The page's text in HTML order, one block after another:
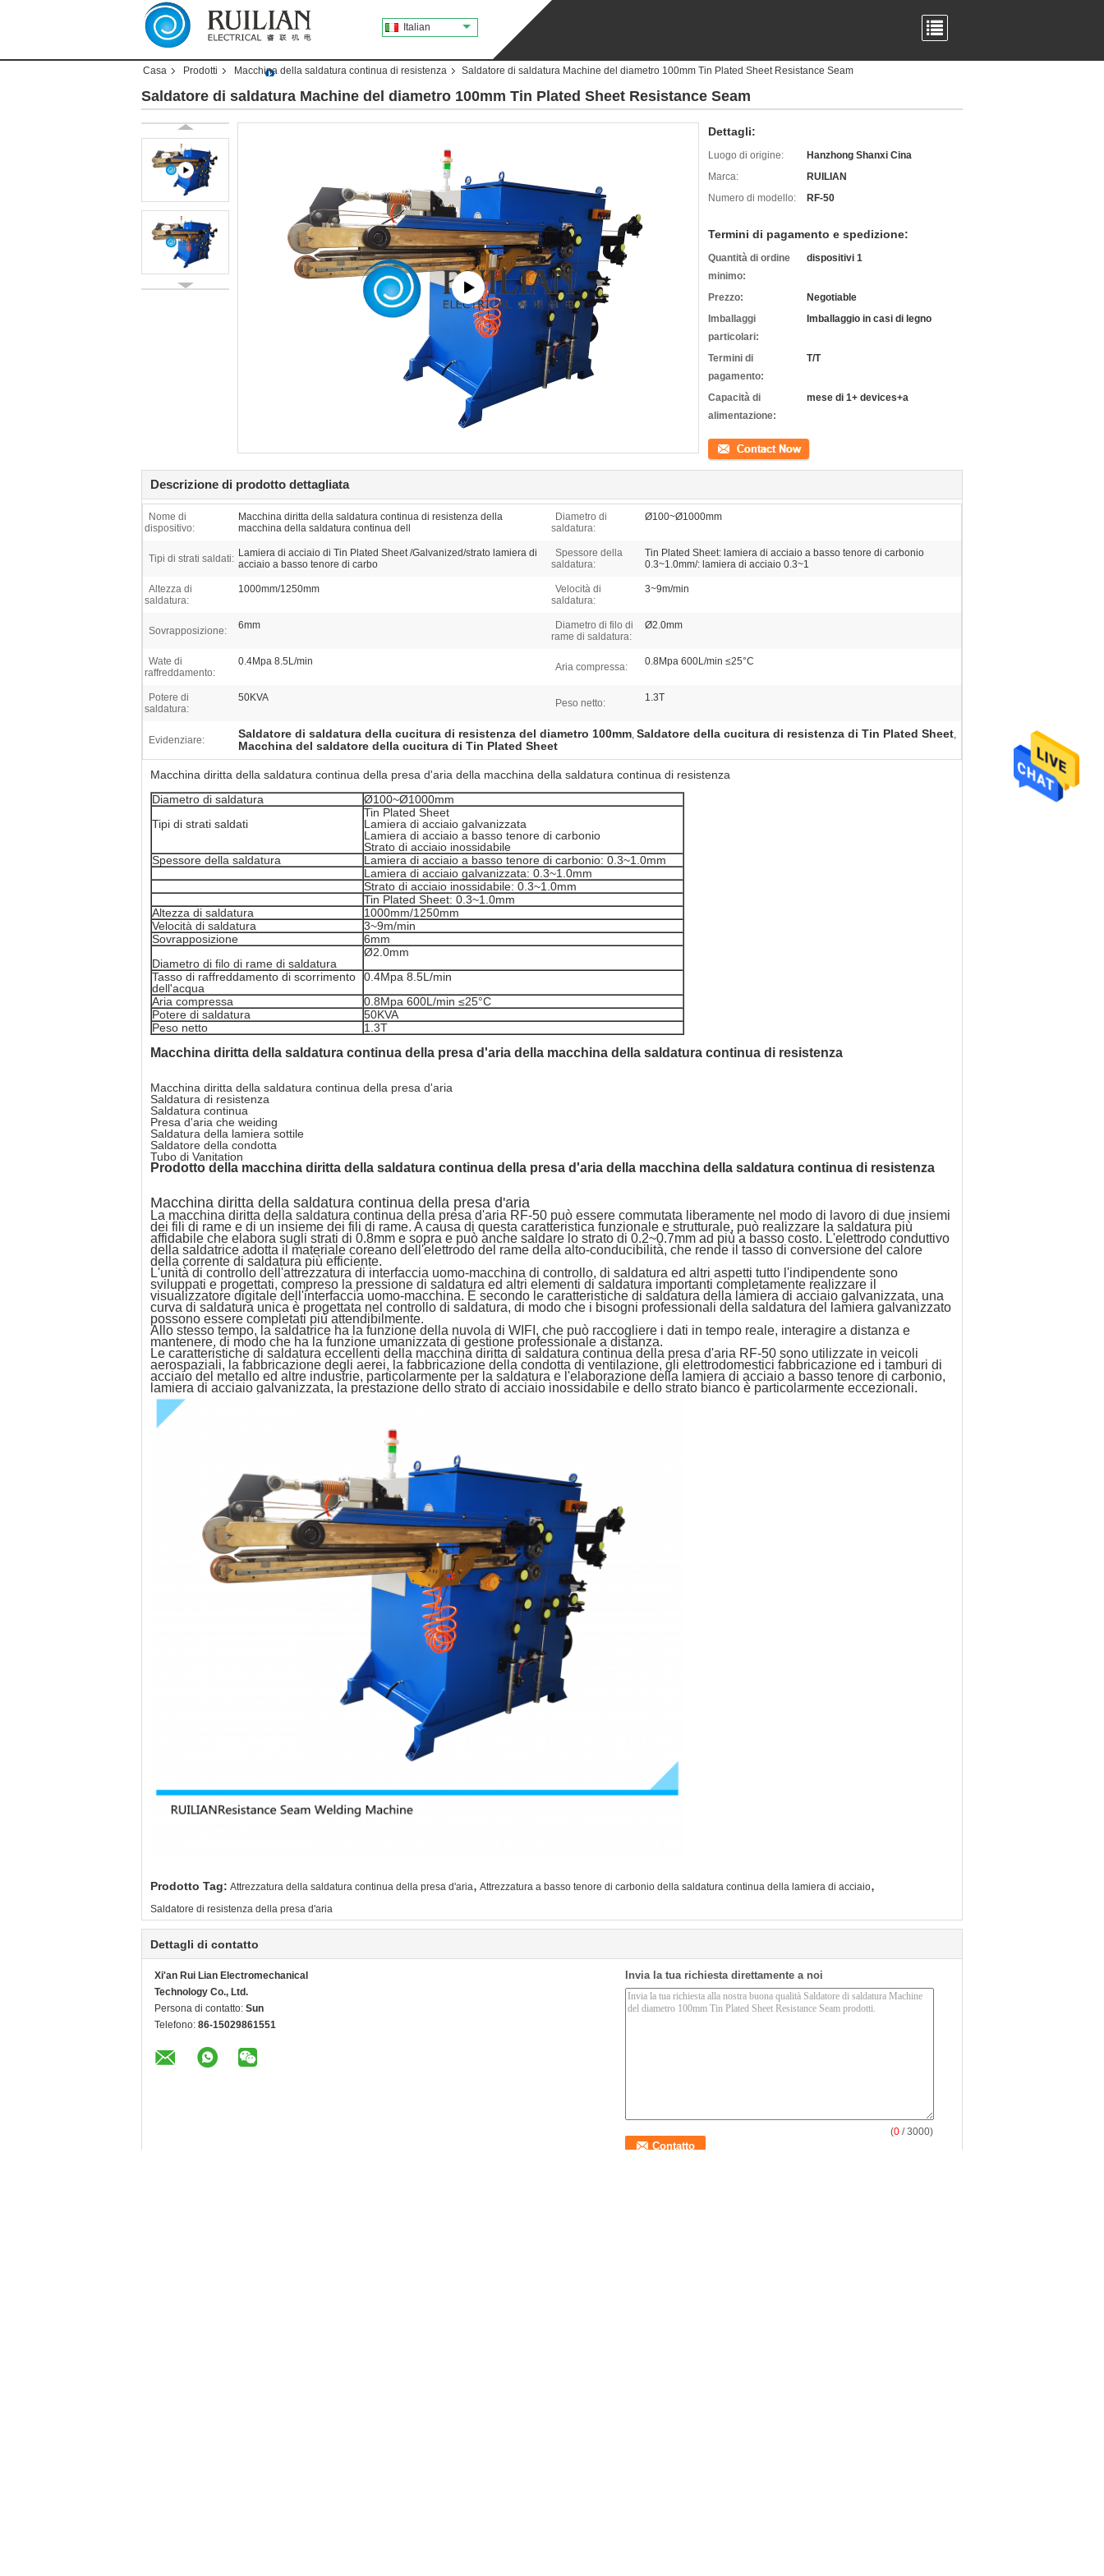
Italian
Casa Prodotti Macchina della saldatura continua di resistenza Saldatore di saldatura Machine del diametro 100mm Tin Plated Sheet Resistance Seam
Saldatore di saldatura Machine del diametro 100mm Tin Plated Sheet Resistance Seam
Dettagli:
Luogo di origine:
Hanzhong Shanxi Cina
Marca:
RUILIAN
Numero di modello:
RF-50
Termini di pagamento e spedizione:
Quantità di ordine
minimo:
dispositivi 1
Prezzo:
Negotiable
Imballaggi
particolari:
Imballaggio in casi di legno
Termini di
pagamento:
T/T
Capacità di
alimentazione:
mese di 1+ devices+a
Contatto
Descrizione di prodotto dettagliata
Nome di
dispositivo:
Macchina diritta della saldatura continua di resistenza della
macchina della saldatura continua dell
Diametro di
saldatura:
Ø100~Ø1000mm
Tipi di strati saldati: Lamiera di acciaio di Tin Plated Sheet /Galvanized/strato lamiera di
acciaio a basso tenore di carbo
Spessore della
saldatura:
Tin Plated Sheet: lamiera di acciaio a basso tenore di carbonio
0.3~1.0mm/: lamiera di acciaio 0.3~1
Altezza di
saldatura:
1000mm/1250mm
Velocità di
saldatura:
3~9m/min
Sovrapposizione: 6mm
Diametro di filo di
rame di saldatura:
Ø2.0mm
Wate di
raffreddamento:
0.4Mpa 8.5L/min Aria compressa: 0.8Mpa 600L/min ≤25°C
Potere di
saldatura:
50KVA Peso netto: 1.3T
Evidenziare: Saldatore di saldatura della cucitura di resistenza del diametro 100mm, Saldatore della cucitura di resistenza di Tin Plated Sheet,
Macchina del saldatore della cucitura di Tin Plated Sheet
Macchina diritta della saldatura continua della presa d'aria della macchina della saldatura continua di resistenza
Diametro di saldatura
Ø100~Ø1000mm
Tipi di strati saldati
Tin Plated Sheet
Lamiera di acciaio galvanizzata
Lamiera di acciaio a basso tenore di carbonio
Strato di acciaio inossidabile
Spessore della saldatura
Lamiera di acciaio a basso tenore di carbonio: 0.3~1.0mm
Lamiera di acciaio galvanizzata: 0.3~1.0mm
Strato di acciaio inossidabile: 0.3~1.0mm
Tin Plated Sheet: 0.3~1.0mm
Altezza di saldatura
1000mm/1250mm
Velocità di saldatura
3~9m/min
Sovrapposizione
6mm
Diametro di filo di rame di saldatura
Ø2.0mm
Tasso di raffreddamento di scorrimento
dell'acqua
0.4Mpa 8.5L/min
Aria compressa
0.8Mpa 600L/min ≤25°C
Potere di saldatura
50KVA
Peso netto
1.3T
Macchina diritta della saldatura continua della presa d'aria della macchina della saldatura continua di resistenza
Macchina diritta della saldatura continua della presa d'aria
Saldatura di resistenza
Saldatura continua
Presa d'aria che weiding
Saldatura della lamiera sottile
Saldatore della condotta
Tubo di Vanitation
Prodotto della macchina diritta della saldatura continua della presa d'aria della macchina della saldatura continua di resistenza
Macchina diritta della saldatura continua della presa d'aria
La macchina diritta della saldatura continua della presa d'aria RF-50 può essere commutata liberamente nel modo di lavoro di due insiemi
dei fili di rame e di un insieme dei fili di rame. A causa di questa caratteristica funzionale e strutturale, può realizzare la saldatura più
affidabile che elabora sugli strati di 0.8mm e sopra e può anche saldare lo strato di 0.2~0.7mm ad più a basso costo. L'elettrodo conduttivo
della saldatrice adotta il materiale coreano dell'elettrodo del rame della alto-conducibilità, che rende il tasso di conversione del calore
della corrente di saldatura più efficiente.
L'unità di controllo dell'attrezzatura di interfaccia uomo-macchina di controllo, di saldatura ed altri aspetti tutto l'indipendente sono
sviluppati e progettati, compreso la pressione di saldatura ed altri elementi di saldatura importanti completamente realizzare il
visualizzatore digitale dell'interfaccia uomo-macchina. E secondo le caratteristiche di saldatura della lamiera di acciaio galvanizzata, una
curva di saldatura unica è progettata nel controllo di saldatura, di modo che i bisogni professionali della saldatura del lamiera galvanizzato
possono essere completati più attendibilmente.
Allo stesso tempo, la saldatrice ha la funzione della nuvola di WIFI, che può raccogliere i dati in tempo reale, interagire a distanza e
mantenere, di modo che ha la funzione umanizzata di gestione professionale a distanza.
Le caratteristiche di saldatura eccellenti della macchina diritta di saldatura continua della presa d'aria RF-50 sono utilizzate in veicoli
aerospaziali, la fabbricazione degli aerei, la fabbricazione della condotta di ventilazione, gli elettrodomestici fabbricazione ed i tamburi di
acciaio del metallo ed altre industrie, particolarmente per la saldatura e l'elaborazione della lamiera di acciaio a basso tenore di carbonio,
lamiera di acciaio galvanizzata, la prestazione dello strato di acciaio inossidabile e dello strato bianco è particolarmente eccezionali.
Prodotto Tag: Attrezzatura della saldatura continua della presa d'aria, Attrezzatura a basso tenore di carbonio della saldatura continua della lamiera di acciaio,
Saldatore di resistenza della presa d'aria
Dettagli di contatto
Xi'an Rui Lian Electromechanical
Technology Co., Ltd.
Persona di contatto: Sun
Telefono: 86-15029861551
Invia la tua richiesta direttamente a noi
(0 / 3000)